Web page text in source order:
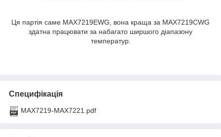
Ця партія саме MAX7219EWG, вона краща за MAX7219CWG
здатна працювати за набагато ширшого діапазону
температур.
Специфікація
MAX7219-MAX7221.pdf